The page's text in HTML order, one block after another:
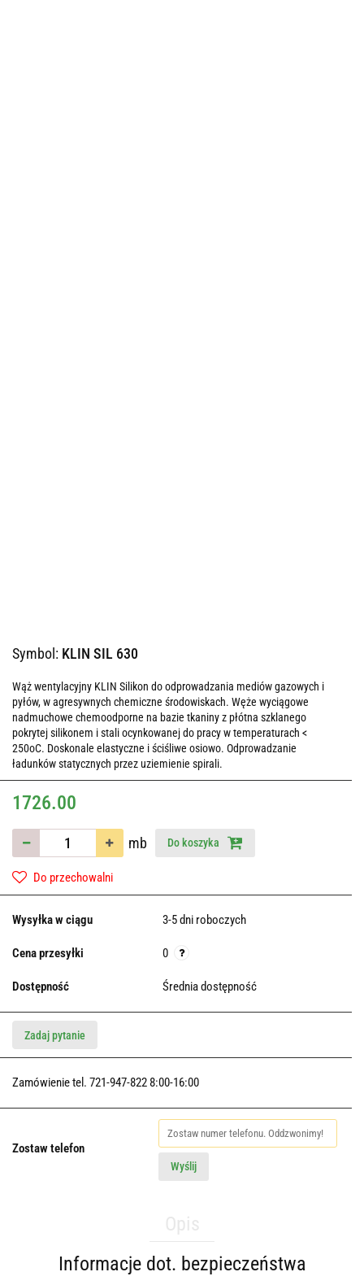
Symbol: KLIN SIL 630
Wąż wentylacyjny KLIN Silikon do odprowadzania mediów gazowych i
pyłów, w agresywnych chemiczne środowiskach. Węże wyciągowe
nadmuchowe chemoodporne na bazie tkaniny z płótna szklanego
pokrytej silikonem i stali ocynkowanej do pracy w temperaturach <
250oC. Doskonale elastyczne i ściśliwe osiowo. Odprowadzanie
ładunków statycznych przez uziemienie spirali.
1726.00
mb Do koszyka
Do przechowalni
Wysyłka w ciągu 3-5 dni roboczych
Cena przesyłki 0
Dostępność Średnia dostępność
Zadaj pytanie
Zamówienie tel. 721-947-822 8:00-16:00
Zostaw telefon
Wyślij
Informacje dot. bezpieczeństwa